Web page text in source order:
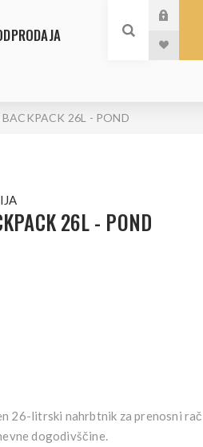
26L - POND
26L - POND
26-litrski nahrbtnik za prenosni
dogodivščine.